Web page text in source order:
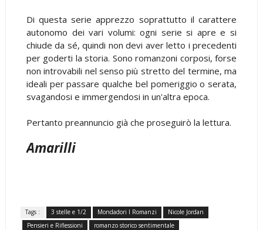
Di questa serie apprezzo soprattutto il carattere
autonomo dei vari volumi: ogni serie si apre e si
chiude da sé, quindi non devi aver letto i precedenti
per goderti la storia. Sono romanzoni corposi, forse
non introvabili nel senso più stretto del termine, ma
ideali per passare qualche bel pomeriggio o serata,
svagandosi e immergendosi in un'altra epoca.
Pertanto preannuncio già che proseguirò la lettura.
Amarilli
Tags : 3 stelle e 1/2 Mondadori I Romanzi
Nicole Jordan
Pensieri e Riflessioni
romanzo storico sentimentale